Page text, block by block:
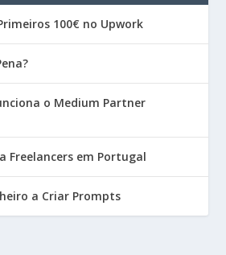
100€ no Upwork
o Medium Partner
Freelancers em Portugal
a Criar Prompts